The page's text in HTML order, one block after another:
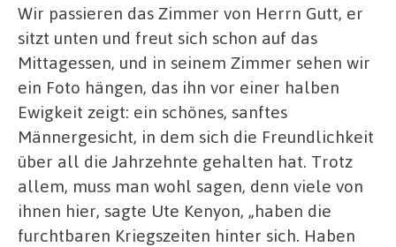
Wir passieren das Zimmer von Herrn Gutt, er
sitzt unten und freut sich schon auf das
Mittagessen, und in seinem Zimmer sehen wir
ein Foto hängen, das ihn vor einer halben
Ewigkeit zeigt: ein schönes, sanftes
Männergesicht, in dem sich die Freundlichkeit
über all die Jahrzehnte gehalten hat. Trotz
allem, muss man wohl sagen, denn viele von
ihnen hier, sagte Ute Kenyon, „haben die
furchtbaren Kriegszeiten hinter sich. Haben